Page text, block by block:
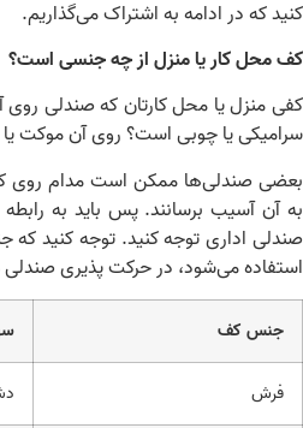
که در ادامه به اشتراک می‌گذاریم.
محل کار یا منزل از چه جنسی است؟
منزل یا محل کارتان که صندلی روی
یا چوبی است؟ روی آن موکت یا
صندلی‌ها ممکن است مدام روی
آن آسیب برسانند. پس باید به
اداری توجه کنید. توجه کنید
می‌شود، در حرکت پذیری صندلی
جنس کف
فرش